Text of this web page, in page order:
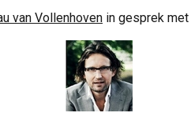
van Vollenhoven in gesprek met